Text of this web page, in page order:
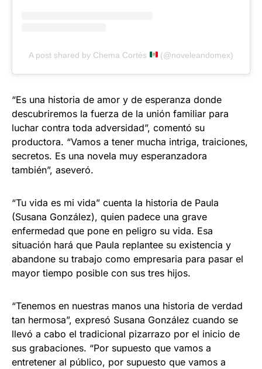
A post shared by Chema Cortés (@noveleandomex)
“Es una historia de amor y de esperanza donde
descubriremos la fuerza de la unión familiar para
luchar contra toda adversidad”, comentó su
productora. “Vamos a tener mucha intriga, traiciones,
secretos. Es una novela muy esperanzadora
también”, aseveró.
“Tu vida es mi vida” cuenta la historia de Paula
(Susana González), quien padece una grave
enfermedad que pone en peligro su vida. Esa
situación hará que Paula replantee su existencia y
abandone su trabajo como empresaria para pasar el
mayor tiempo posible con sus tres hijos.
“Tenemos en nuestras manos una historia de verdad
tan hermosa”, expresó Susana González cuando se
llevó a cabo el tradicional pizarrazo por el inicio de
sus grabaciones. “Por supuesto que vamos a
entretener al público, por supuesto que vamos a